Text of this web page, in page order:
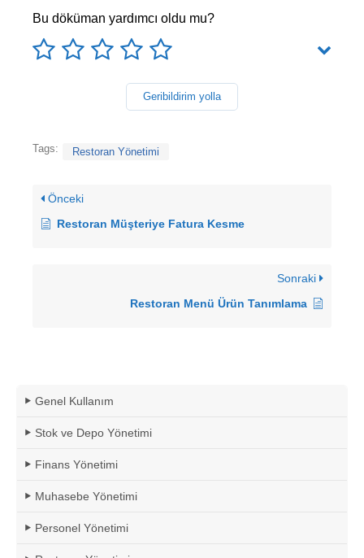
Genel Kullanım
Stok ve Depo Yönetimi
Finans Yönetimi
Muhasebe Yönetimi
Personel Yönetimi
Bu döküman yardımcı oldu mu?
Geribildirim yolla
Tags: Restoran Yönetimi
Önceki
Restoran Müşteriye Fatura Kesme
Sonraki
Restoran Menü Ürün Tanımlama